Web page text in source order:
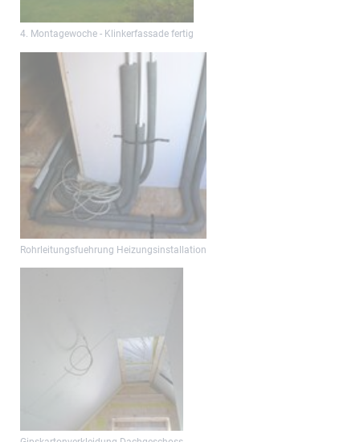
4. Montagewoche - Klinkerfassade fertig
Rohrleitungsfuehrung Heizungsinstallation